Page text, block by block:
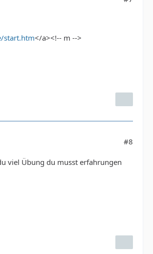
start.htm</a><!-- m -->
#8
viel Übung du musst erfahrungen